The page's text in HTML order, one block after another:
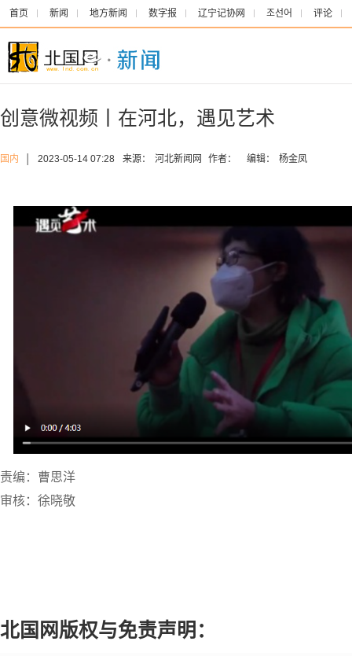
首页 新闻 地方新闻 数字报 辽宁记协网 조선어 评论
创意微视频丨在河北，遇见艺术
国内 2023-05-14 07:28 来源： 河北新闻网 作者： 编辑： 杨金凤
责编：曹思洋
审核：徐晓敬
北国网版权与免责声明：